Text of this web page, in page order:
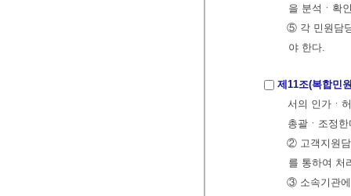
을 분석ㆍ확
⑤ 각 민원담
야 한다.
제11조(복합민
서의 인가ㆍ
총괄ㆍ조정
② 고객지원담
를 통하여 처
③ 소속기관에